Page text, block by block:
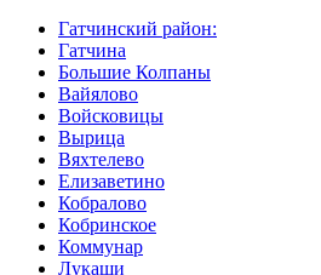
Гатчинский район:
Гатчина
Большие Колпаны
Вайялово
Войсковицы
Вырица
Вяхтелево
Елизаветино
Кобралово
Кобринское
Коммунар
Лукаши